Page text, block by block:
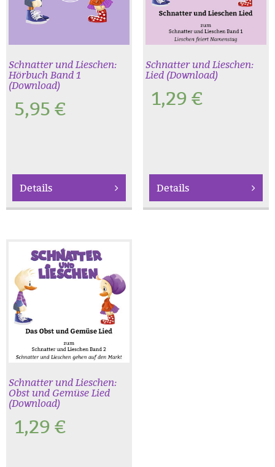
Schnatter und Lieschen:
Hörbuch Band 1
(Download)
5,95€
Details
Schnatter und Lieschen:
Lied (Download)
1,29€
Details
Schnatter und Lieschen:
Obst und Gemüse Lied
(Download)
1,29€